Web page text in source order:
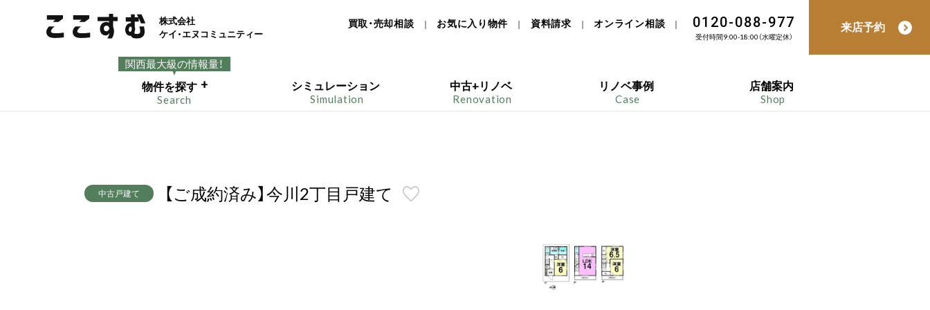
株式会社
ケイ・エヌコミュニティー
来店予約
0120-088-977
受付時間9:00-18:00（水曜定休）
買取・売却相談 ｜ お気に入り物件 ｜ 資料請求 ｜ オンライン相談 ｜
関西最大級の情報量！
物件を探す +
Search
シミュレーション
Simulation
中古+リノベ
Renovation
リノベ事例
Case
店舗案内
Shop
中古戸建て 【ご成約済み】今川2丁目戸建て